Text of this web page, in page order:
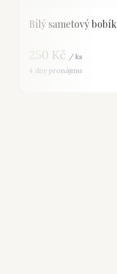
Bílý sametový bobík
250 Kč / ks
4 dny pronájmu